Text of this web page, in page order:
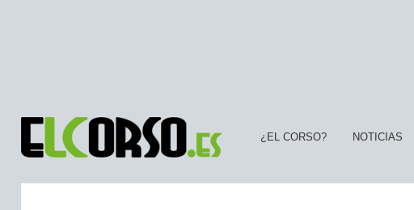
¿EL CORSO? NOTICIAS